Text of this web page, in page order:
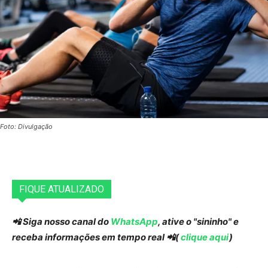
Foto: Divulgação
FIQUE ATUALIZADO
📲 Siga nosso canal do WhatsApp, ative o "sininho" e
receba informações em tempo real 📲(clique aqui)